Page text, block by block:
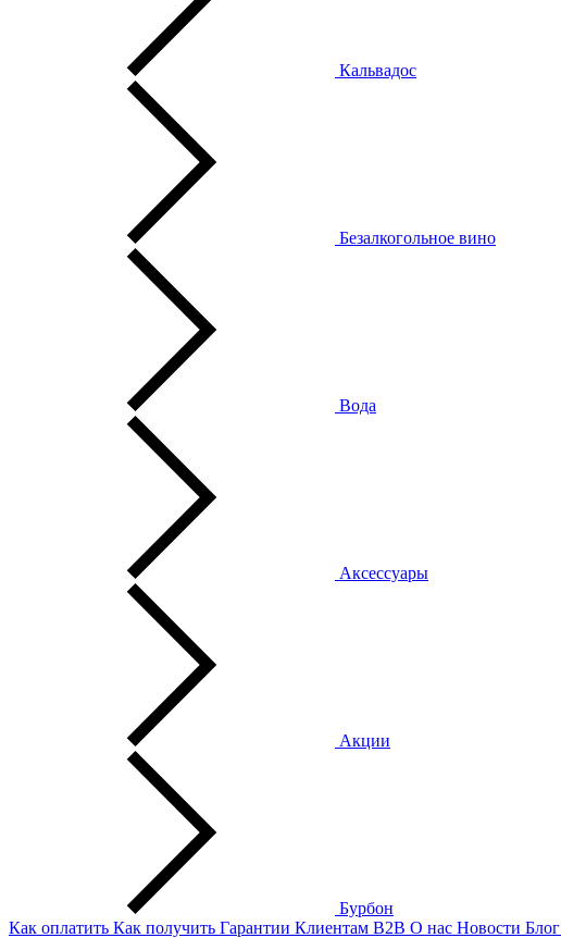
Кальвадос
Безалкогольное вино
Вода
Аксессуары
Акции
Бурбон
Как оплатить Как получить Гарантии Клиентам B2B О нас Новости Блог